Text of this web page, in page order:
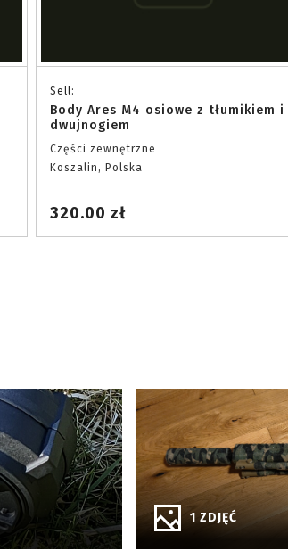
Sell:
Body Ares M4 osiowe z tłumikiem i
dwujnogiem
Części zewnętrzne
Koszalin, Polska
320.00 zł
1 ZDJĘĆ